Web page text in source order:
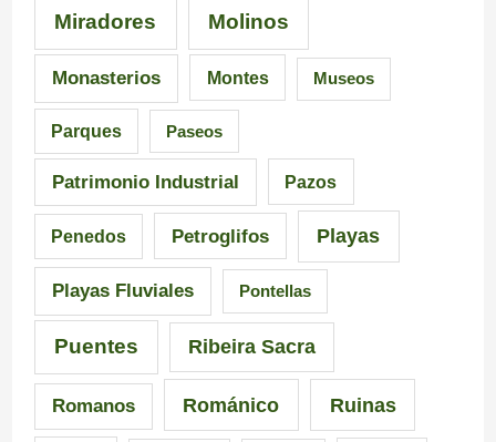
Miradores Molinos
Monasterios Montes Museos
Parques Paseos
Patrimonio Industrial Pazos
Penedos Petroglifos Playas
Playas Fluviales Pontellas
Puentes Ribeira Sacra
Romanos Románico Ruinas
e
s
d
e
G
a
l
i
c
i
a
I
n
q
u
i
s
i
c
i
t
s
e
n
l
i